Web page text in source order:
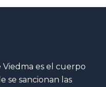
es el cuerpo
se sancionan las